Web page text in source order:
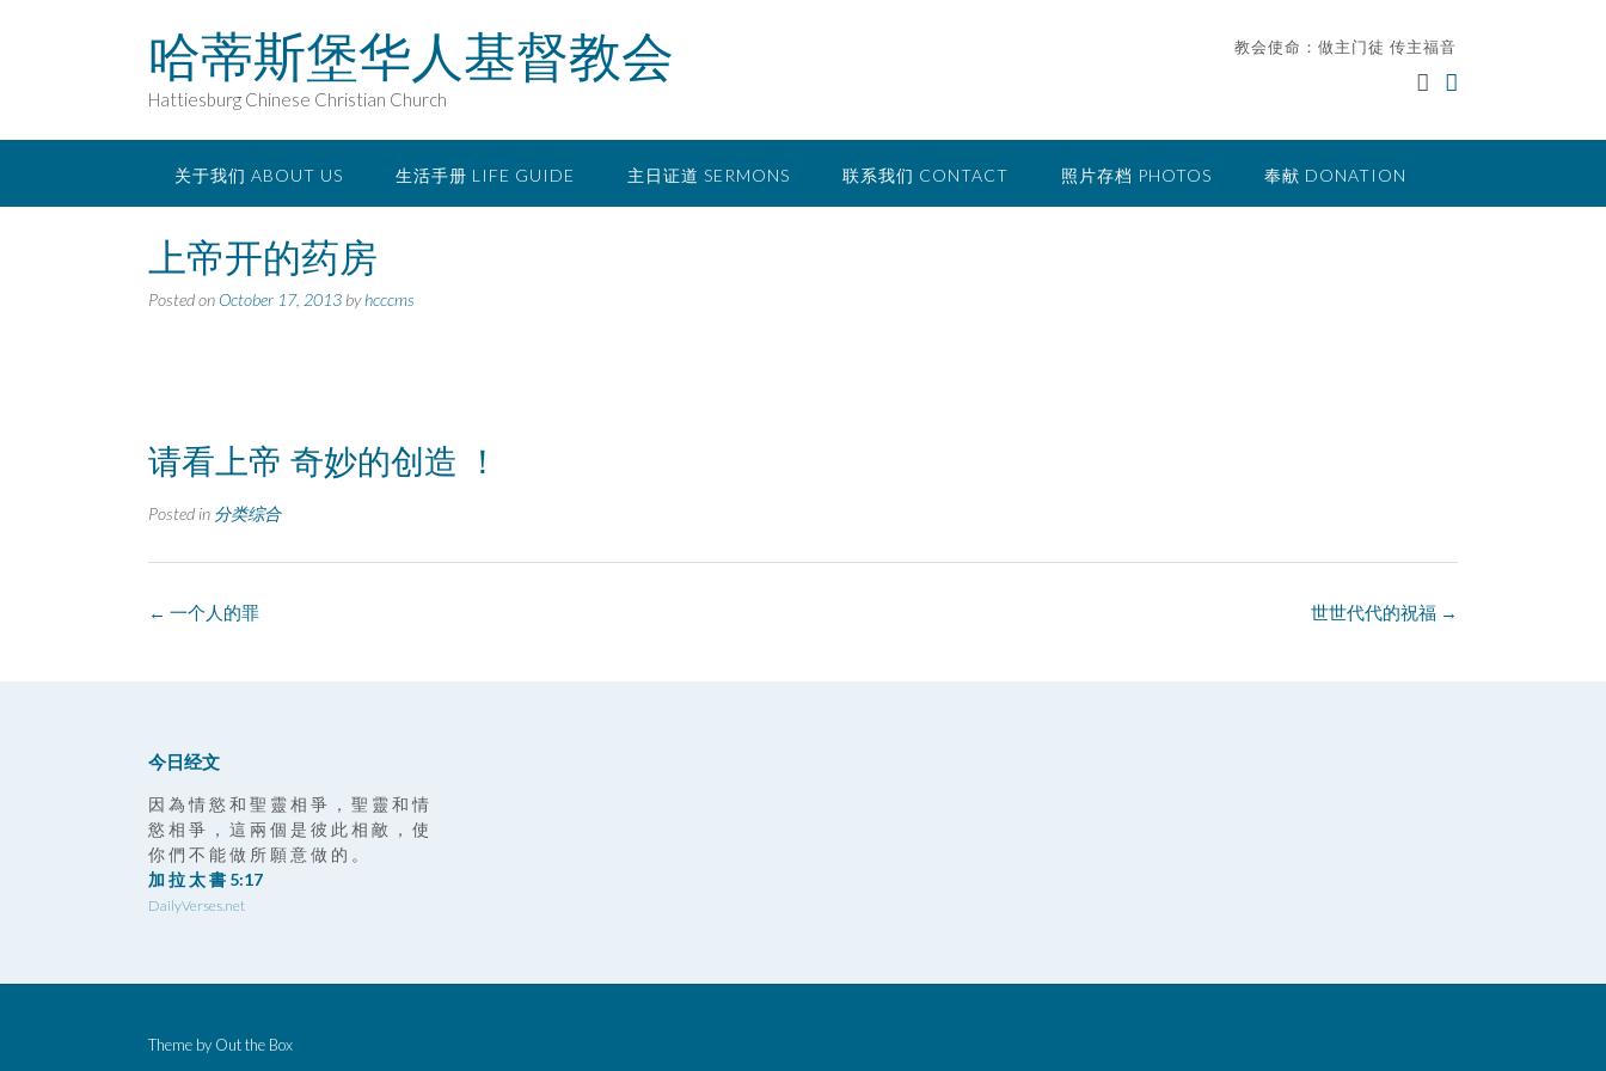
哈蒂斯堡华人基督教会
Hattiesburg Chinese Christian Church
教会使命：做主门徒 传主福音
关于我们 ABOUT US 生活手册 LIFE GUIDE 主日证道 SERMONS 联系我们 CONTACT 照片存档 PHOTOS 奉献 DONATION
上帝开的药房
Posted on October 17, 2013 byhcccms
请看上帝 奇妙的创造 ！
Posted in 分类综合
Post
世世代代的祝福 →
← 一个人的罪
今日经文
因 為 情 慾 和 聖 靈 相 爭 ， 聖 靈 和 情
慾 相 爭 ， 這 兩 個 是 彼 此 相 敵 ， 使
你 們 不 能 做 所 願 意 做 的 。
加 拉 太 書 5:17
DailyVerses.net
Theme by Out the Box